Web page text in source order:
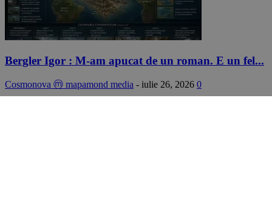
Bergler Igor : M-am apucat de un roman. E un fel...
Cosmonova ⓜ mapamond media - iulie 26, 2026 0